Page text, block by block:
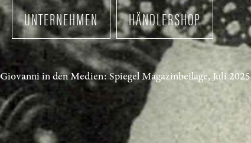
UNTERNEHMEN HÄNDLERSHOP
in den Medien: Spiegel Magazinbeilage, Juli